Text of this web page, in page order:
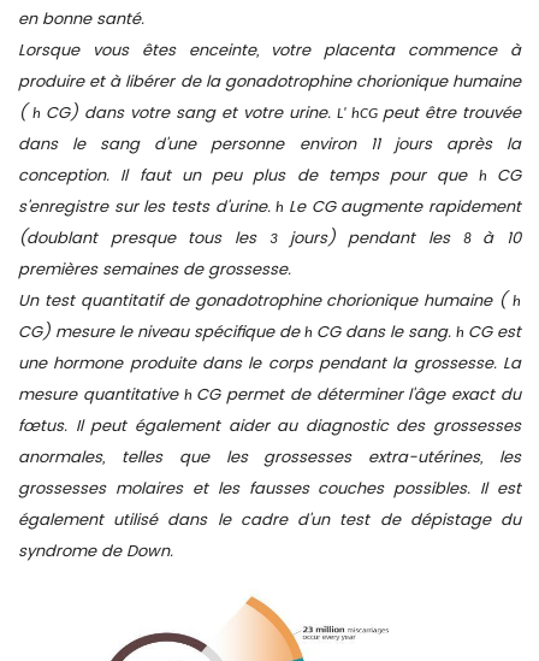
en bonne santé.
Lorsque vous êtes enceinte, votre placenta commence à
produire et à libérer de la gonadotrophine chorionique humaine
( h CG) dans votre sang et votre urine. L' hCG peut être trouvée
dans le sang d'une personne environ 11 jours après la
conception. Il faut un peu plus de temps pour que
h CG
s'enregistre sur les tests d'urine.h Le CG augmente rapidement
(doublant presque tous les
3 jours) pendant les 8 à 10
premières semaines de grossesse.
Un test quantitatif de gonadotrophine chorionique humaine ( h
CG) mesure le niveau spécifique de h CG dans le sang. h CG est
une hormone produite dans le corps pendant la grossesse. La
mesure quantitative h CG permet de déterminer l'âge exact du
fœtus. Il peut également aider au diagnostic des grossesses
anormales, telles que les grossesses extra-utérines, les
grossesses molaires et les fausses couches possibles. Il est
également utilisé dans le cadre d'un test de dépistage du
syndrome de Down.